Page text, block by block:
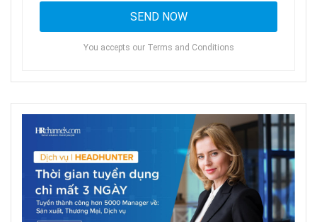
You accepts our Terms and Conditions